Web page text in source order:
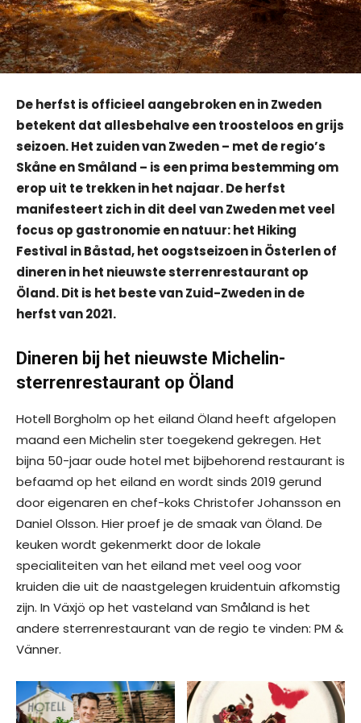
De herfst is officieel aangebroken en in Zweden
betekent dat allesbehalve een troosteloos en grijs
seizoen. Het zuiden van Zweden – met de regio’s
Skåne en Småland – is een prima bestemming om
erop uit te trekken in het najaar.De herfst
manifesteert zich in dit deel van Zweden met veel
focus op gastronomie en natuur: het Hiking
Festival in Båstad, het oogstseizoen in Österlen of
dineren in het nieuwste sterrenrestaurant op
Öland. Dit is het beste van Zuid-Zweden in de
herfst van 2021.
Dineren bij het nieuwste Michelin-
sterrenrestaurant op Öland
Hotell Borgholm op het eiland Öland heeft afgelopen
maand een Michelin ster toegekend gekregen. Het
bijna 50-jaar oude hotel met bijbehorend restaurant is
befaamd op het eiland en wordt sinds 2019 gerund
door eigenaren en chef-koks Christofer Johansson en
Daniel Olsson. Hier proef je de smaak van Öland. De
keuken wordt gekenmerkt door de lokale
specialiteiten van het eiland met veel oog voor
kruiden die uit de naastgelegen kruidentuin afkomstig
zijn. In Växjö op het vasteland van Småland is het
andere sterrenrestaurant van de regio te vinden: PM &
Vänner.